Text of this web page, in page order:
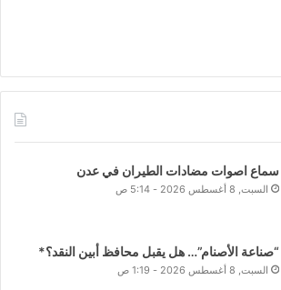
سماع اصوات مضادات الطيران في عدن
السبت, 8 أغسطس 2026 - 5:14 ص
“صناعة الأصنام”… هل يقبل محافظ أبين النقد؟*
السبت, 8 أغسطس 2026 - 1:19 ص